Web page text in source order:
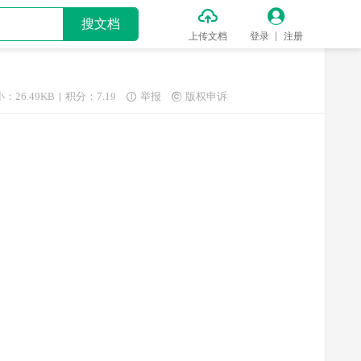
搜文档 
上传文档

登录 注册
：26.49KB 积分：7.19  举报  版权申诉